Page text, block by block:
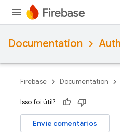
Documentation
Firebase Documentation
Isso foi útil?
Envie comentários